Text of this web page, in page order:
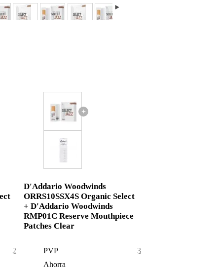
26,69 €
+
D'Addario Woodwinds
ORRS10SSX4S Organic Select
+ D'Addario Woodwinds
RMP01C Reserve Mouthpiece
Patches Clear
PVP
33,25 €
Ahorra